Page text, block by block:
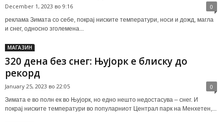
December 1, 2023 во 9:16 0
реклама Зимата со себе, покрај ниските температури, носи и дожд, магла
и снег, односно зголемена...
МАГАЗИН
320 дена без снег: Њујорк е блиску до
рекорд
January 25, 2023 во 22:05 0
Зимата е во полн ек во Њујорк, но едно нешто недостасува – снег. И
покрај ниските температури во популарниот Централ парк на Менхетен,...